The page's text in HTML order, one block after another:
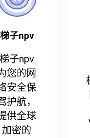
梯子npv
梯子npv
您的网
安全保
护航，
供全球
加密的